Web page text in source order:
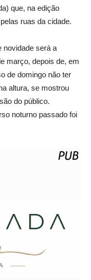
que, na edição
ruas da cidade.
novidade será a
março, depois de, em
de domingo não ter
altura, se mostrou
do público.
noturno passado foi